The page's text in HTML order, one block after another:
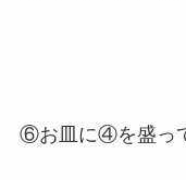
⑥お皿に④を盛っ